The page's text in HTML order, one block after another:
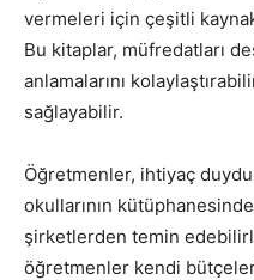
vermeleri için çeşitli
Bu kitaplar, müfredatları
anlamalarını
sağlayabilir.
Öğretmenler, ihtiyaç
okullarının
şirketlerden temin
öğretmenler kendi